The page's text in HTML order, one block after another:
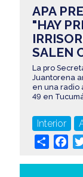
APA
"HAY
SALEN
La pro
Juantorena
en una radio
49 en
Interior
Share